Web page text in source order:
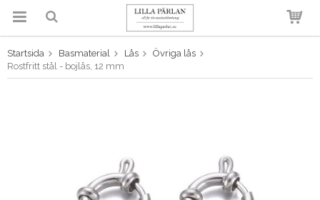
Produkten har blivit tillagd i
Startsida Basmaterial Lås
Övriga lås
Rostfritt stål - bojlås, 12 mm